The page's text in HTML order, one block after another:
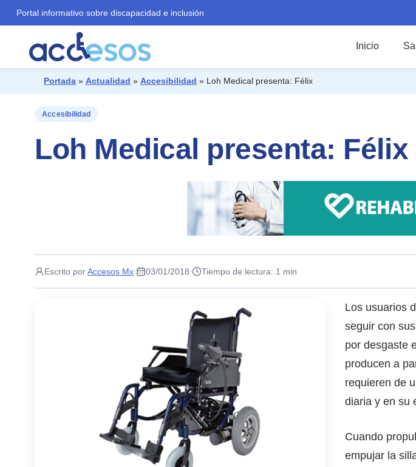
Portal informativo sobre discapacidad e inclusión
Inicio
¿Qué buscas?
Portada » Actualidad » Accesibilidad » Loh Medical presenta: Félix
Accesibilidad
Loh Medical presenta: Félix
Escrito porAccesos Mx· 03/01/2018· Tiempo de lectura: 1 min
Los usuarios
seguir con
por desgaste
producen a
requieren de
diaria y en su
Cuando
empujar la